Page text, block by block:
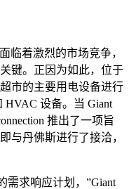
临着激烈的市场竞争，
键。正因为如此，位于
市的主要用电设备进行
HVAC 设备。当 Giant
推出了一项旨
与丹佛斯进行了接洽，
需求响应计划，”Giant